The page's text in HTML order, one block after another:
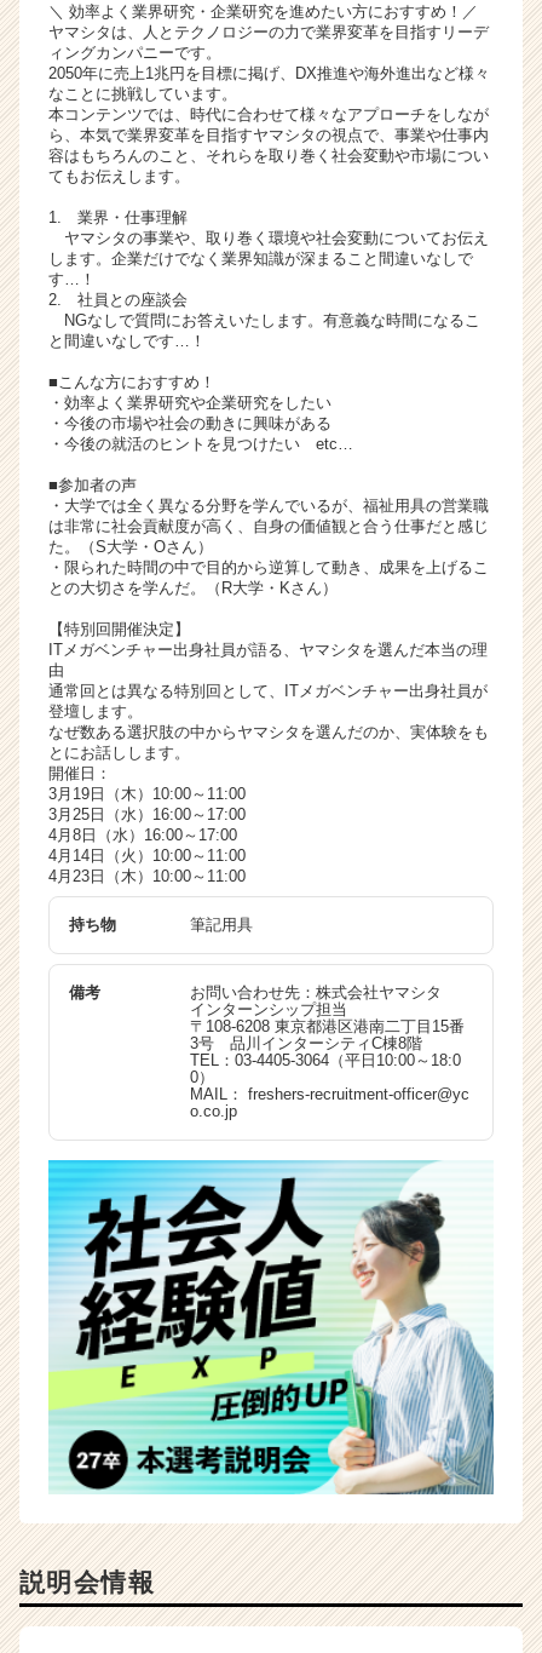
が
届
く
就
活
サ
チ
ア
リ
（C
h
e
C
a
r
＼ 効率よく業界研究・企業研究を進めたい方におすすめ！／
ヤマシタは、人とテクノロジーの力で業界変革を目指すリーデ
ィングカンパニーです。
2050年に売上1兆円を目標に掲げ、DX推進や海外進出など様々
なことに挑戦しています。
本コンテンツでは、時代に合わせて様々なアプローチをしなが
ら、本気で業界変革を目指すヤマシタの視点で、事業や仕事内
容はもちろんのこと、それらを取り巻く社会変動や市場につい
てもお伝えします。
1. 業界・仕事理解
ヤマシタの事業や、取り巻く環境や社会変動についてお伝え
します。企業だけでなく業界知識が深まること間違いなしで
す…！
2. 社員との座談会
NGなしで質問にお答えいたします。有意義な時間になるこ
と間違いなしです…！
■こんな方におすすめ！
・効率よく業界研究や企業研究をしたい
・今後の市場や社会の動きに興味がある
・今後の就活のヒントを見つけたい etc…
■参加者の声
・大学では全く異なる分野を学んでいるが、福祉用具の営業職
は非常に社会貢献度が高く、自身の価値観と合う仕事だと感じ
た。（S大学・Oさん）
・限られた時間の中で目的から逆算して動き、成果を上げるこ
との大切さを学んだ。（R大学・Kさん）
【特別回開催決定】
ITメガベンチャー出身社員が語る、ヤマシタを選んだ本当の理
由
通常回とは異なる特別回として、ITメガベンチャー出身社員が
登壇します。
なぜ数ある選択肢の中からヤマシタを選んだのか、実体験をも
とにお話しします。
開催日：
3月19日（木）10:00～11:00
3月25日（水）16:00～17:00
4月8日（水）16:00～17:00
4月14日（火）10:00～11:00
4月23日（木）10:00～11:00
持ち物 筆記用具
備考
お問い合わせ先：株式会社ヤマシタ
インターンシップ担当
〒108-6208 東京都港区港南二丁目15番
3号 品川インターシティC棟8階
TEL：03-4405-3064（平日10:00～18:0
0）
MAIL： freshers-recruitment-officer@yc
o.co.jp
説明会情報